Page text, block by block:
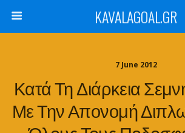
KAVALAGOAL.GR
7 June 2012
Κατά Τη Διάρκεια
Με Την Απονομή